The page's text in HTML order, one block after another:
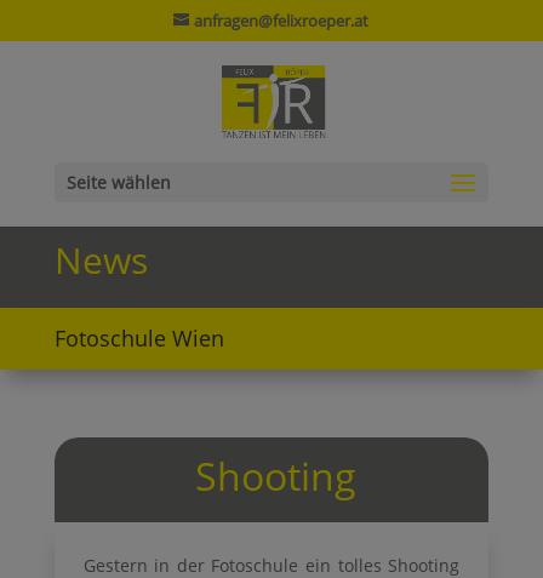
anfragen@felixroeper.at
Seite wählen
News
Fotoschule Wien
Shooting
Gestern in der Fotoschule ein tolles Shooting